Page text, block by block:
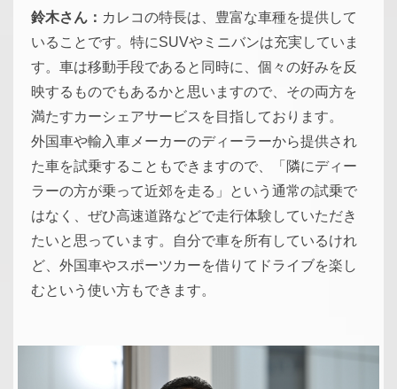
鈴木さん： カレコの特長は、豊富な車種を提供して
いることです。特にSUVやミニバンは充実していま
す。車は移動手段であると同時に、個々の好みを反
映するものでもあるかと思いますので、その両方を
満たすカーシェアサービスを目指しております。
外国車や輸入車メーカーのディーラーから提供され
た車を試乗することもできますので、「隣にディー
ラーの方が乗って近郊を走る」という通常の試乗で
はなく、ぜひ高速道路などで走行体験していただき
たいと思っています。自分で車を所有しているけれ
ど、外国車やスポーツカーを借りてドライブを楽し
むという使い方もできます。